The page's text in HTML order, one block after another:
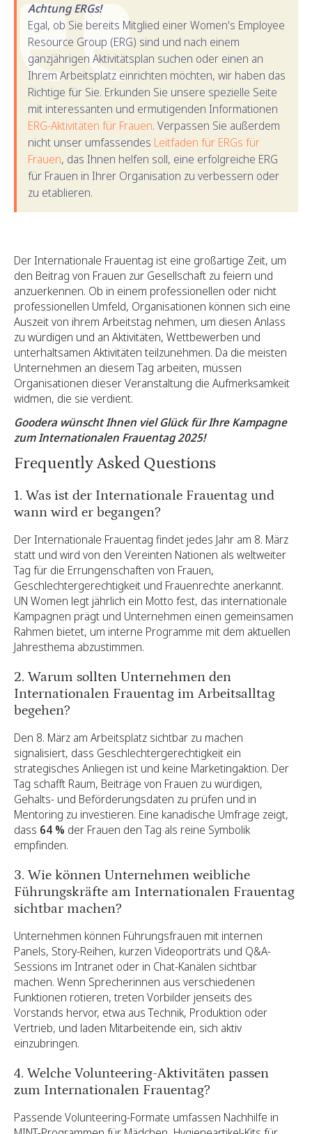
Achtung ERGs!
Egal, ob Sie bereits Mitglied einer Women's Employee
Resource Group (ERG) sind und nach einem
ganzjährigen Aktivitätsplan suchen oder einen an
Ihrem Arbeitsplatz einrichten möchten, wir haben das
Richtige für Sie. Erkunden Sie unsere spezielle Seite
mit interessanten und ermutigenden Informationen
ERG-Aktivitäten für Frauen. Verpassen Sie außerdem
nicht unser umfassendes Leitfaden für ERGs für
Frauen, das Ihnen helfen soll, eine erfolgreiche ERG
für Frauen in Ihrer Organisation zu verbessern oder
zu etablieren.
Der Internationale Frauentag ist eine großartige Zeit, um
den Beitrag von Frauen zur Gesellschaft zu feiern und
anzuerkennen. Ob in einem professionellen oder nicht
professionellen Umfeld, Organisationen können sich eine
Auszeit von ihrem Arbeitstag nehmen, um diesen Anlass
zu würdigen und an Aktivitäten, Wettbewerben und
unterhaltsamen Aktivitäten teilzunehmen. Da die meisten
Unternehmen an diesem Tag arbeiten, müssen
Organisationen dieser Veranstaltung die Aufmerksamkeit
widmen, die sie verdient.
Goodera wünscht Ihnen viel Glück für Ihre Kampagne
zum Internationalen Frauentag 2025!
Frequently Asked Questions
1. Was ist der Internationale Frauentag und
wann wird er begangen?
Der Internationale Frauentag findet jedes Jahr am 8. März
statt und wird von den Vereinten Nationen als weltweiter
Tag für die Errungenschaften von Frauen,
Geschlechtergerechtigkeit und Frauenrechte anerkannt.
UN Women legt jährlich ein Motto fest, das internationale
Kampagnen prägt und Unternehmen einen gemeinsamen
Rahmen bietet, um interne Programme mit dem aktuellen
Jahresthema abzustimmen.
2. Warum sollten Unternehmen den
Internationalen Frauentag im Arbeitsalltag
begehen?
Den 8. März am Arbeitsplatz sichtbar zu machen
signalisiert, dass Geschlechtergerechtigkeit ein
strategisches Anliegen ist und keine Marketingaktion. Der
Tag schafft Raum, Beiträge von Frauen zu würdigen,
Gehalts- und Beförderungsdaten zu prüfen und in
Mentoring zu investieren. Eine kanadische Umfrage zeigt,
dass 64 % der Frauen den Tag als reine Symbolik
empfinden.
3. Wie können Unternehmen weibliche
Führungskräfte am Internationalen Frauentag
sichtbar machen?
Unternehmen können Führungsfrauen mit internen
Panels, Story-Reihen, kurzen Videoporträts und Q&A-
Sessions im Intranet oder in Chat-Kanälen sichtbar
machen. Wenn Sprecherinnen aus verschiedenen
Funktionen rotieren, treten Vorbilder jenseits des
Vorstands hervor, etwa aus Technik, Produktion oder
Vertrieb, und laden Mitarbeitende ein, sich aktiv
einzubringen.
4. Welche Volunteering-Aktivitäten passen
zum Internationalen Frauentag?
Passende Volunteering-Formate umfassen Nachhilfe in